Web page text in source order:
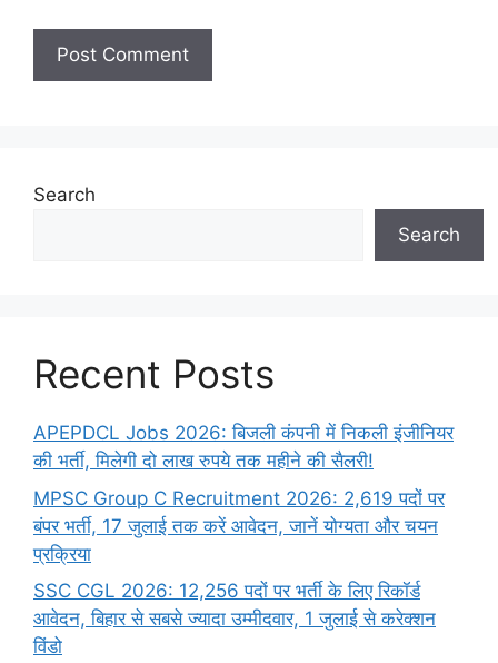
Search
Search
Recent Posts
APEPDCL Jobs 2026: बिजली कंपनी में निकली इंजीनियर
की भर्ती, मिलेगी दो लाख रुपये तक महीने की सैलरी!
MPSC Group C Recruitment 2026: 2,619 पदों पर
बंपर भर्ती, 17 जुलाई तक करें आवेदन, जानें योग्यता और चयन
प्रक्रिया
SSC CGL 2026: 12,256 पदों पर भर्ती के लिए रिकॉर्ड
आवेदन, बिहार से सबसे ज्यादा उम्मीदवार, 1 जुलाई से करेक्शन
विंडो